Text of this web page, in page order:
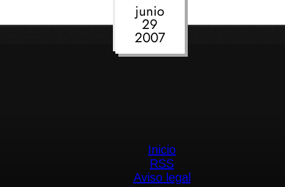
junio
29
2007
Inicio
RSS
Aviso legal